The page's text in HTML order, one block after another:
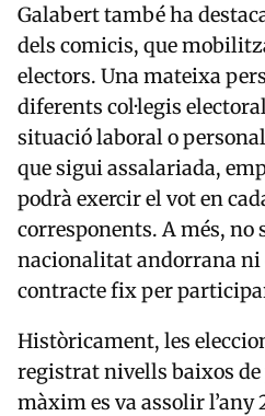
Galabert també ha
dels comicis, que
electors. Una mateixa
diferents col·legis
situació laboral o
que sigui assalariada,
podrà exercir el vot en
corresponents. A més, no
nacionalitat andorrana ni
contracte fix per
Històricament, les
registrat nivells baixos
màxim es va assolir l’any